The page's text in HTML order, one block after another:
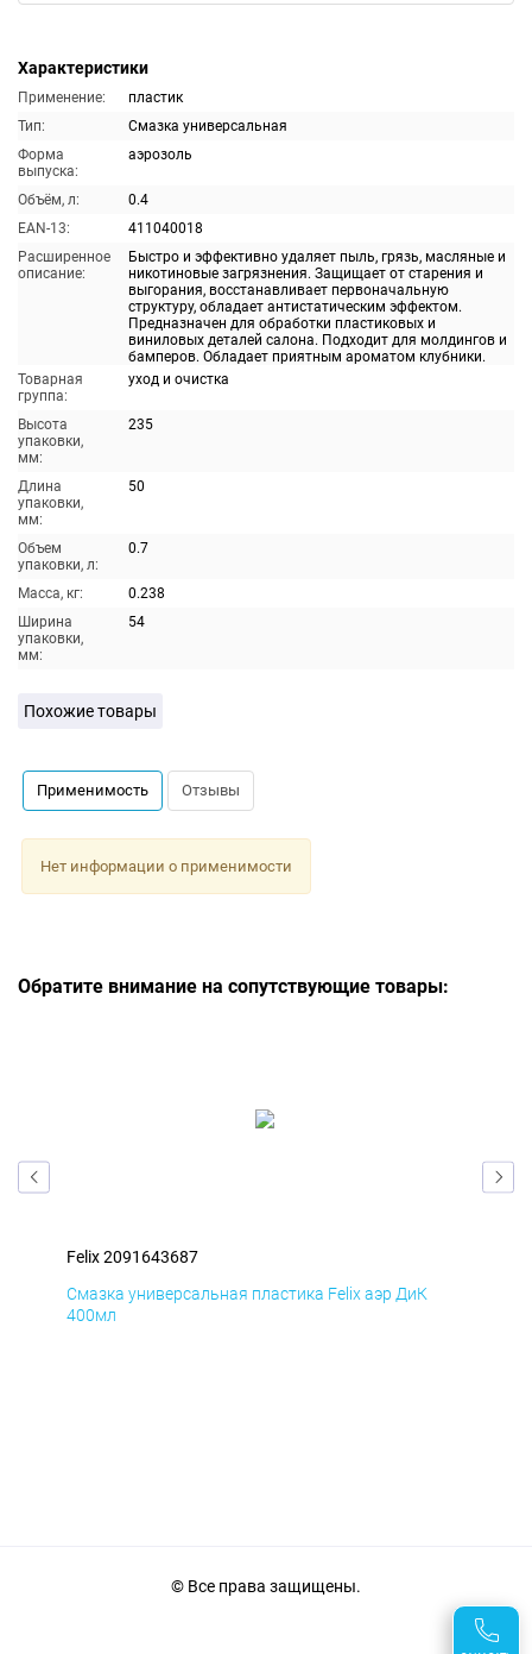
Характеристики
Применение:
пластик
Тип:
Смазка универсальная
Форма
выпуска:
аэрозоль
Объём, л:
0.4
EAN-13:
411040018
Расширенное
описание:
Быстро и эффективно удаляет пыль, грязь, масляные и
никотиновые загрязнения. Защищает от старения и
выгорания, восстанавливает первоначальную
структуру, обладает антистатическим эффектом.
Предназначен для обработки пластиковых и
виниловых деталей салона. Подходит для молдингов и
бамперов. Обладает приятным ароматом клубники.
Товарная
группа:
уход и очистка
Высота
упаковки,
мм:
235
Длина
упаковки,
мм:
50
Объем
упаковки, л:
0.7
Масса, кг:
0.238
Ширина
упаковки,
мм:
54
Похожие товары
Применимость Отзывы
Нет информации о применимости
Обратите внимание на сопутствующие товары:
Felix 2091643687
Смазка универсальная пластика Felix аэр ДиК
400мл
© Все права защищены.